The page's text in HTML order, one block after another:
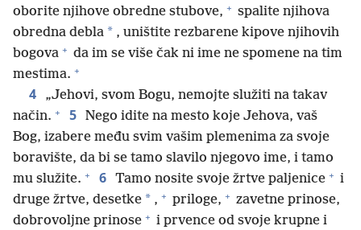
oborite njihove obredne stubove, + spalite njihova
obredna debla * , uništite rezbarene kipove njihovih
bogova + da im se više čak ni ime ne spomene na tim
mestima. +
4
„Jehovi, svom Bogu, nemojte služiti na takav
način. + 5 Nego idite na mesto koje Jehova, vaš
Bog, izabere među svim vašim plemenima za svoje
boravište, da bi se tamo slavilo njegovo ime, i tamo
mu služite. + 6 Tamo nosite svoje žrtve paljenice + i
druge žrtve, desetke * , + priloge, + zavetne prinose,
dobrovoljne prinose + i prvence od svoje krupne i